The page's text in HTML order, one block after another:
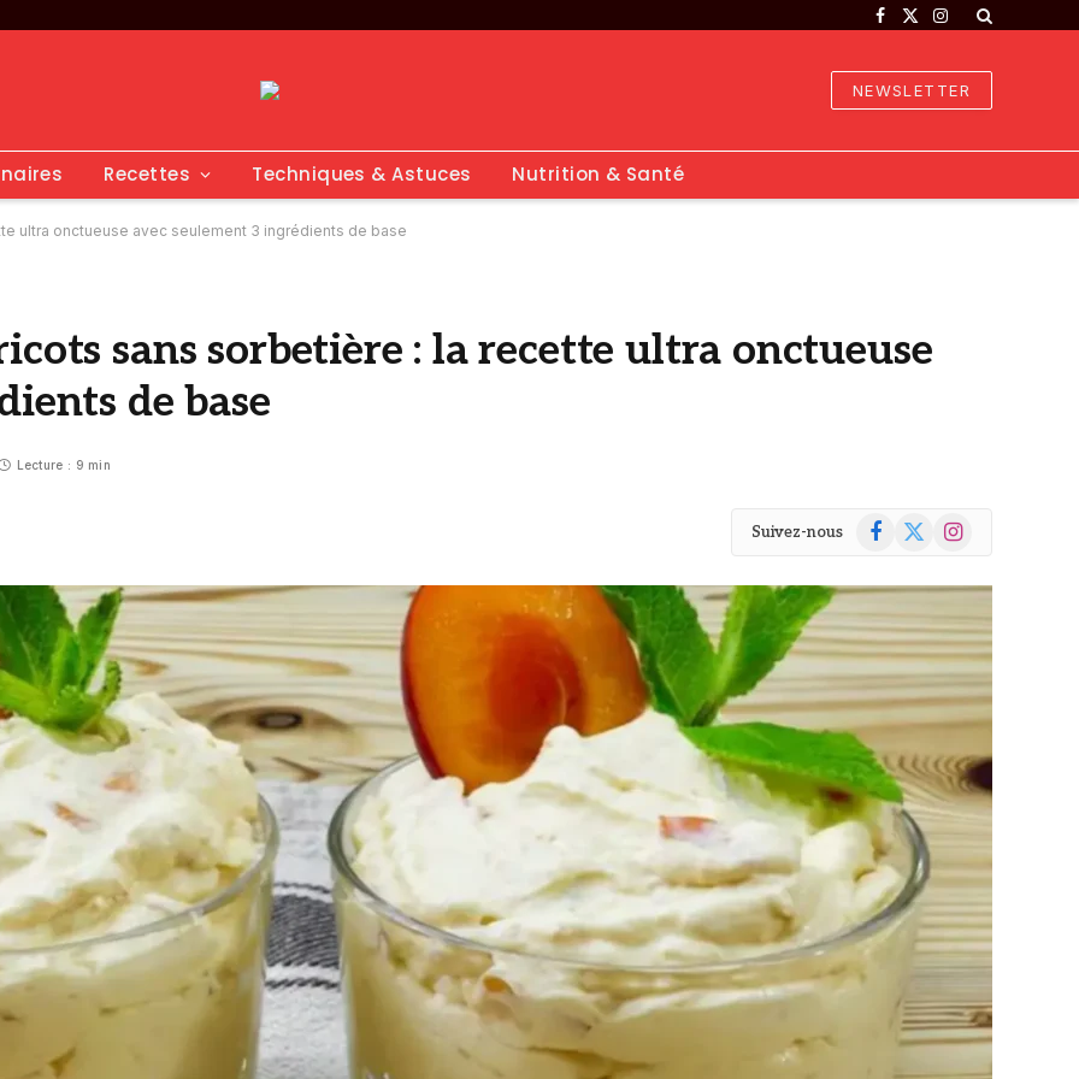
Facebook
X
Instagram
NEWSLETTER
Recettes Techniques & Astuces Nutrition & Santé
ultra onctueuse avec seulement 3 ingrédients de base
sans sorbetière : la recette ultra onctueuse
de base
Lecture : 9 min
Suivez-nous Facebook
X
Instagram